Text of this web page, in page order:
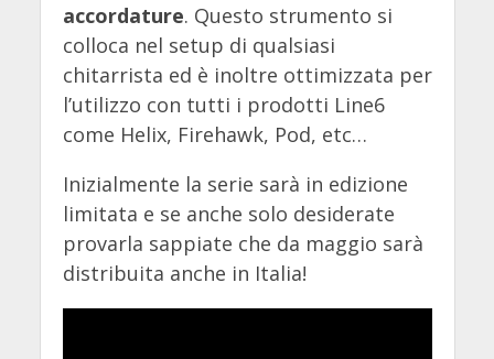
accordature. Questo strumento si
colloca nel setup di qualsiasi
chitarrista ed è inoltre ottimizzata per
l’utilizzo con tutti i prodotti Line6
come Helix, Firehawk, Pod, etc…
Inizialmente la serie sarà in edizione
limitata e se anche solo desiderate
provarla sappiate che da maggio sarà
distribuita anche in Italia!